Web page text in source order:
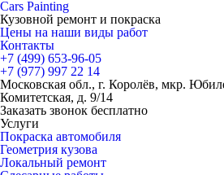
Cars Painting
Кузовной ремонт и покраска
Цены на наши виды работ
Контакты
+7 (499) 653-96-05
+7 (977) 997 22 14
Московская обл., г. Королёв, мкр.
Комитетская, д. 9/14
Заказать звонок бесплатно
Услуги
Покраска автомобиля
Геометрия кузова
Локальный ремонт